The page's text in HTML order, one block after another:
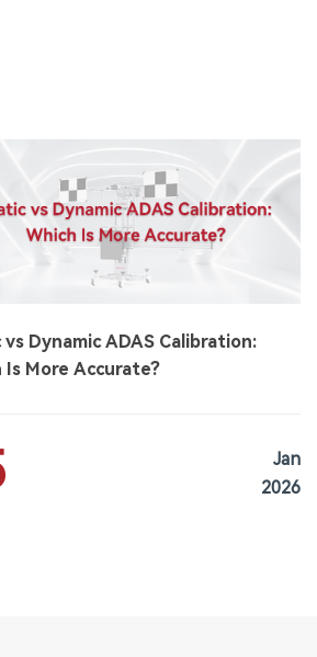
Dynamic ADAS Calibration:
Is More Accurate?
Jan
2026